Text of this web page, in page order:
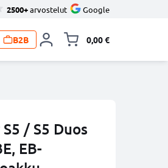
2500+arvostelut Google
B2B 0,00 €
/ S5 Duos
EB-